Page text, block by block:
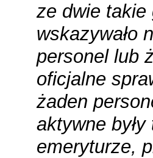
ze dwie takie
wskazywało
personel lub
oficjalne
żaden
aktywne
emeryturze,